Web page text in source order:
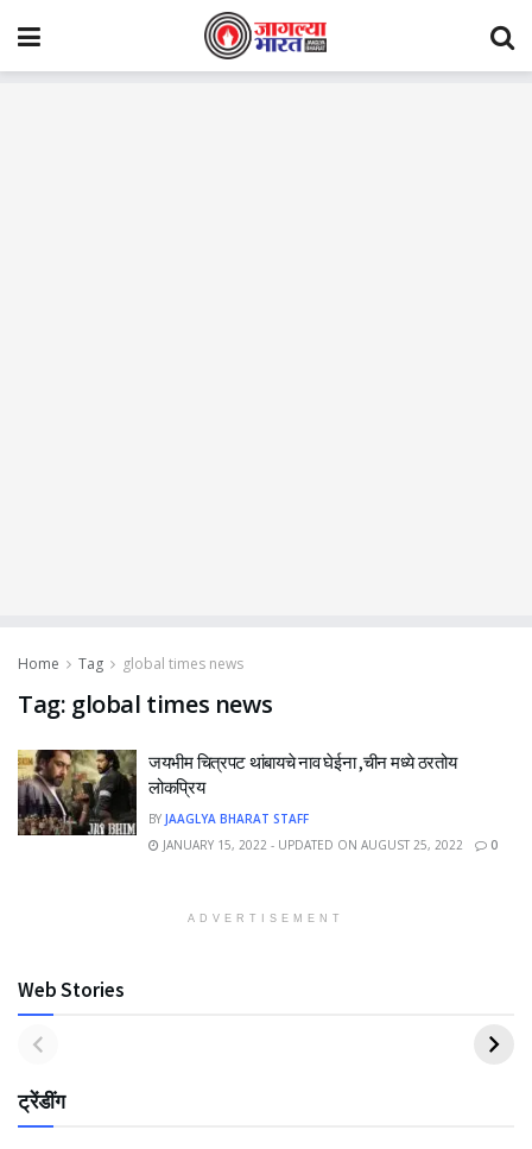
Home Tag global times news
Tag: global times news
जयभीम चित्रपट थांबायचे नाव घेईना ,चीन मध्ये ठरतोय
लोकप्रिय
BY JAAGLYA BHARAT STAFF
JANUARY 15, 2022 - UPDATED ON AUGUST 25, 2022
0
ADVERTISEMENT
Web Stories
ट्रेंडींग